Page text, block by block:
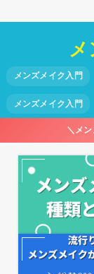
メンズメイク入門
メンズメイク入門
＼メ